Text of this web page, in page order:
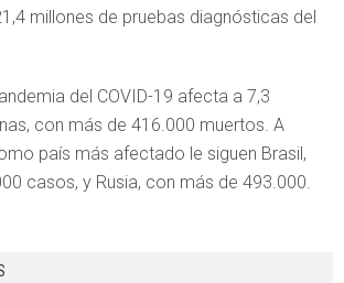
millones de pruebas diagnósticas del
del COVID-19 afecta a 7,3
con más de 416.000 muertos. A
país más afectado le siguen Brasil,
casos, y Rusia, con más de 493.000.